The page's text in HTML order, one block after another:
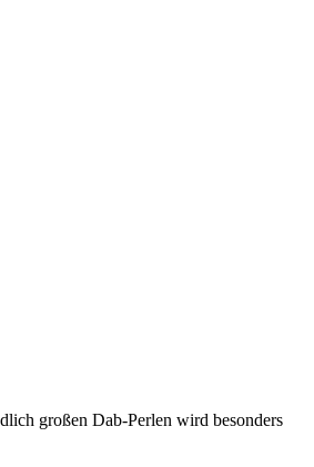
großen Dab-Perlen wird besonders